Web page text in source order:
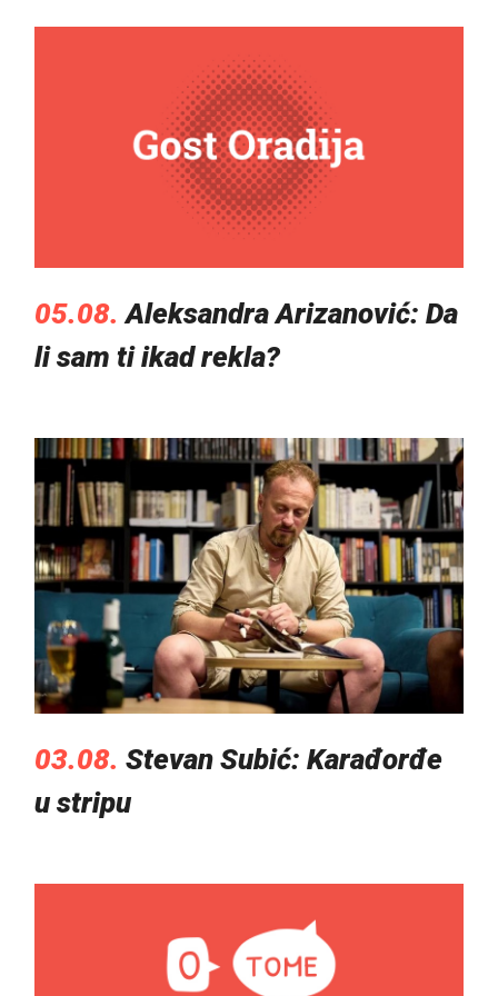
05.08. Aleksandra Arizanović: Da
li sam ti ikad rekla?
03.08. Stevan Subić: Karađorđe
u stripu